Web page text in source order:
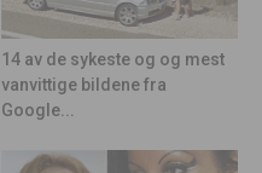
14 av de sykeste og og mest
vanvittige bildene fra
Google...